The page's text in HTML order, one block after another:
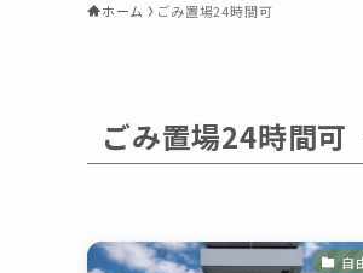
ホーム ごみ置場24時間可
ごみ置場24時間可
自